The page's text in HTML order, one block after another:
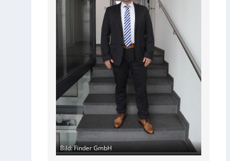
Bild: Finder GmbH